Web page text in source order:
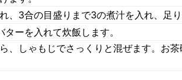
、3合の目盛りまで3の煮汁を入れ、足り
ーを入れて炊飯します。
、しゃもじでさっくりと混ぜます。お